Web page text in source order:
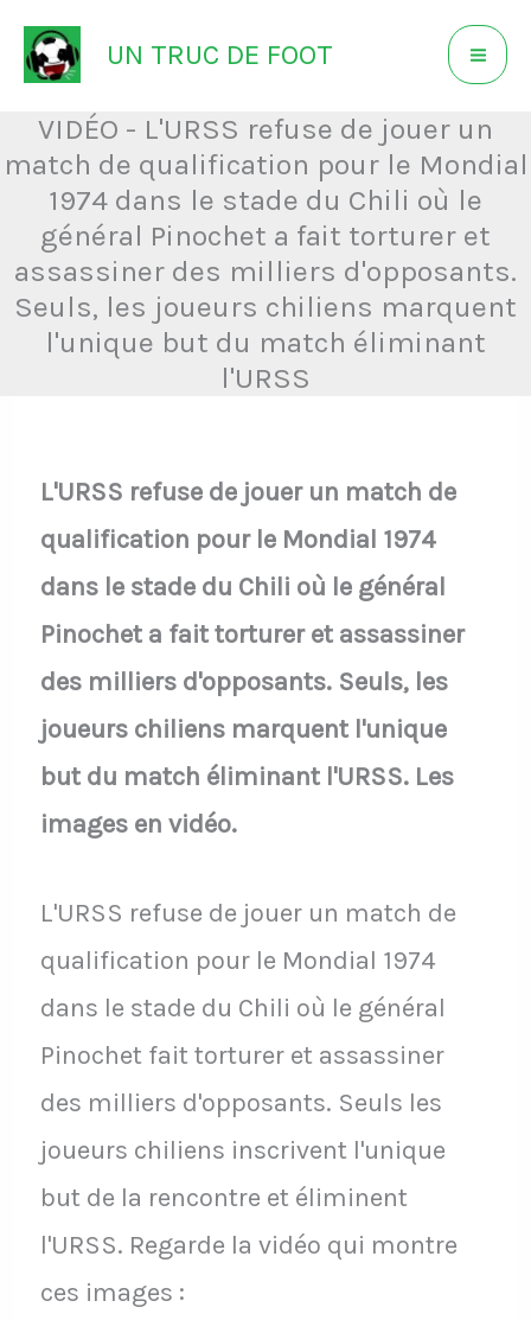
Aller
au
contenu
UN TRUC DE FOOT
VIDÉO - L'URSS refuse de jouer un
match de qualification pour le Mondial
1974 dans le stade du Chili où le
général Pinochet a fait torturer et
assassiner des milliers d'opposants.
Seuls, les joueurs chiliens marquent
l'unique but du match éliminant
l'URSS
L'URSS refuse de jouer un match de
qualification pour le Mondial 1974
dans le stade du Chili où le général
Pinochet a fait torturer et assassiner
des milliers d'opposants. Seuls, les
joueurs chiliens marquent l'unique
but du match éliminant l'URSS. Les
images en vidéo.
L'URSS refuse de jouer un match de
qualification pour le Mondial 1974
dans le stade du Chili où le général
Pinochet fait torturer et assassiner
des milliers d'opposants. Seuls les
joueurs chiliens inscrivent l'unique
but de la rencontre et éliminent
l'URSS. Regarde la vidéo qui montre
ces images :